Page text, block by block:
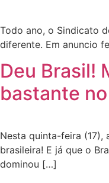
Todo ano, o Sindicato
diferente. Em anuncio
Deu Brasil!
bastante
Nesta quinta-feira (17),
brasileira! E já que o
dominou […]